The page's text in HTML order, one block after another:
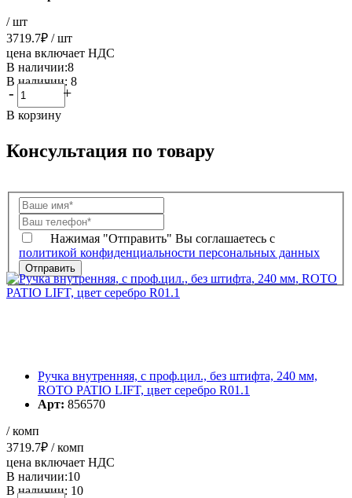
/ шт
3719.7₽ / шт
цена включает НДС
В наличии:8
В наличии: 8
- +
В корзину
Консультация по товару
Нажимая "Отправить" Вы соглашаетесь с
политикой конфиденциальности персональных данных
Ручка внутренняя, с проф.цил., без штифта, 240 мм,
ROTO PATIO LIFT, цвет серебро R01.1
Арт: 856570
/ комп
3719.7₽ / комп
цена включает НДС
В наличии:10
В наличии: 10